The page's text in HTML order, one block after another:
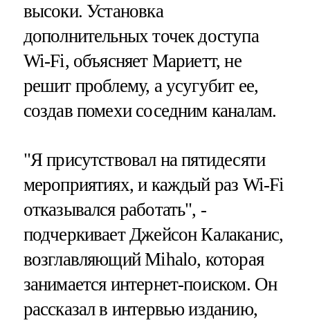
высоки. Установка
дополнительных точек доступа
Wi-Fi, объясняет Мариетт, не
решит проблему, а усугубит ее,
создав помехи соседним каналам.
"Я присутствовал на пятидесяти
мероприятиях, и каждый раз Wi-Fi
отказывался работать", -
подчеркивает Джейсон Калаканис,
возглавляющий Mihalo, которая
занимается интернет-поиском. Он
рассказал в интервью изданию,